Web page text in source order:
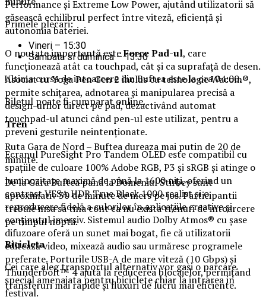
Performance și Extreme Low Power, ajutând utilizatorii să
găsească echilibrul perfect între viteză, eficiență și
autonomia bateriei.
O noutate importantă esteForce Pad-ul, care
funcționează atât ca touchpad, cât și ca suprafață de desen.
Asociat cu Yoga Pen Gen 2 inclus cu tehnologie Wacom®,
permite schițarea, adnotarea și manipularea precisă a
design-urilor direct pe pad, dezactivând automat
touchpad-ul atunci când pen-ul este utilizat, pentru a
preveni gesturile neintenționate.
Ecranul PureSight Pro Tandem OLED este compatibil cu
spațiile de culoare 100% Adobe RGB, P3 și sRGB și atinge o
luminozitate maximă de până la 1600 niți, oferind un
contrast VESA HDR True Black 1000 realist și o
reproducere fidelă a culorilor în aplicațiile creative și
conținutul imersiv. Sistemul audio Dolby Atmos® cu șase
difuzoare oferă un sunet mai bogat, fie că utilizatorii
editează video, mixează audio sau urmăresc programele
preferate. Porturile USB-A de mare viteză (10 Gbps) și
Thunderbolt™ 4 ajută la reducerea blocajelor, permițând
transferuri mai rapide și fluxuri de lucru mai eficiente.
Primele plecari:
Vineri – 15:30
Sambata si duminica – 13:30
Ultima cursa de intoarcere din Buftea este la ora 04:00.
Biletul poate fi cumparat online.
Tren
Ruta Gara de Nord – Buftea dureaza mai putin de 20 de
minute.
De la Gara Buftea pana la Domeniul Stirbey sunt
aproximativ 30 de minute de mers pe jos. Participantii
trebuie insa sa tina cont ca nu exista trenuri de intoarcere
pe timpul noptii.
Bicicleta
Cei care aleg transportul alternativ vor gasi o parcare
special amenajata pentru biciclete chiar la intrarea in
festival.